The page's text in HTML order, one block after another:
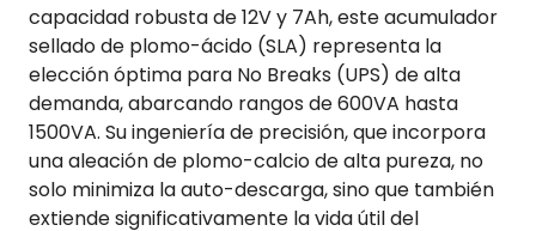
capacidad robusta de 12V y 7Ah, este acumulador
sellado de plomo-ácido (SLA) representa la
elección óptima para No Breaks (UPS) de alta
demanda, abarcando rangos de 600VA hasta
1500VA. Su ingeniería de precisión, que incorpora
una aleación de plomo-calcio de alta pureza, no
solo minimiza la auto-descarga, sino que también
extiende significativamente la vida útil del